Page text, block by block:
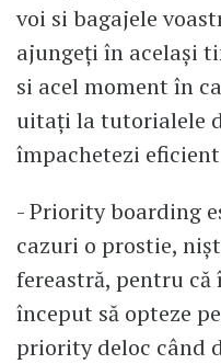
voi si bagajele
ajungeți în același
si acel moment în
uitați la tutorialele
împachetezi
- Priority boarding
cazuri o prostie,
fereastră, pentru
început să opteze
priority deloc când